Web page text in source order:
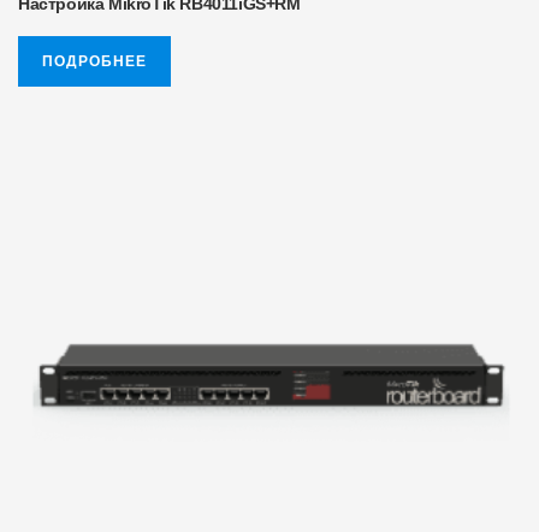
Настройка MikroTik RB4011iGS+RM
ПОДРОБНЕЕ